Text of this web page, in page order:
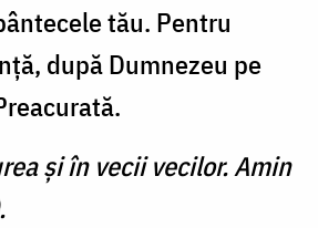
tău. Pentru
după Dumnezeu pe
şi în vecii vecilor. Amin